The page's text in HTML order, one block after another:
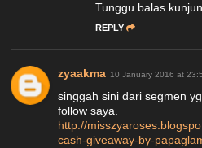
Tunggu balas
REPLY
zyaakma 10 January 2016 at
singgah sini dari segmen
follow saya.
http://
cash-giveaway-by-